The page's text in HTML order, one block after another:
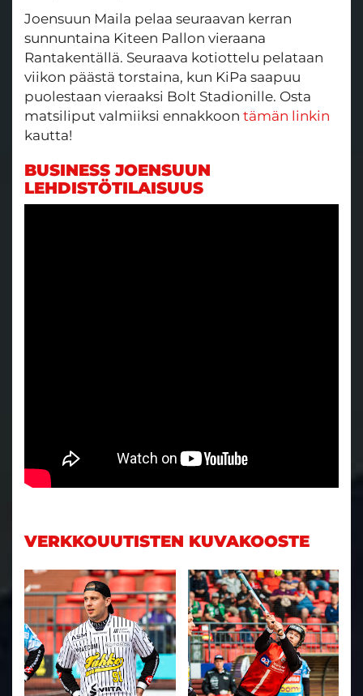
Joensuun Maila pelaa seuraavan kerran
sunnuntaina Kiteen Pallon vieraana
Rantakentällä. Seuraava kotiottelu pelataan
viikon päästä torstaina, kun KiPa saapuu
puolestaan vieraaksi Bolt Stadionille. Osta
matsiliput valmiiksi ennakkoon tämän linkin
kautta!
BUSINESS JOENSUUN
LEHDISTÖTILAISUUS
VERKKOUUTISTEN KUVAKOOSTE